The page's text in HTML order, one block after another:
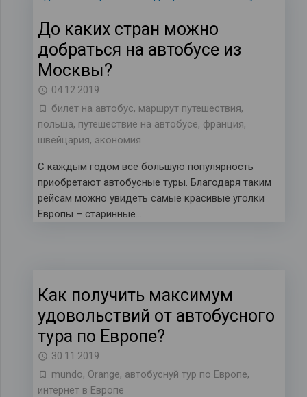
До каких стран можно
добраться на автобусе из
Москвы?
04.12.2019
билет на автобус, маршрут путешествия,
польша, путешествие на автобусе, франция,
швейцария, экономия
С каждым годом все большую популярность
приобретают автобусные туры. Благодаря таким
рейсам можно увидеть самые красивые уголки
Европы – старинные…
Как получить максимум
удовольствий от автобусного
тура по Европе?
30.11.2019
mundo, Orange, автобуснуй тур по Европе,
интернет в Европе